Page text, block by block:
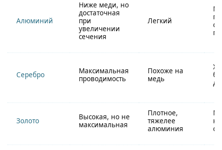
Алюминий
Ниже меди, но
достаточная
при
увеличении
сечения
Легкий
Серебро
Максимальная
проводимость
Похоже на
медь
Золото
Высокая, но не
максимальная
Плотное,
тяжелее
алюминия